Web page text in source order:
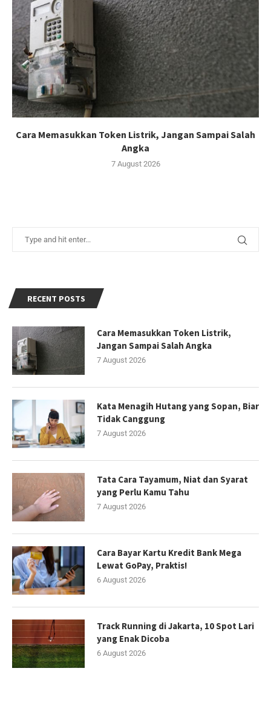
Cara Memasukkan Token Listrik, Jangan Sampai Salah
Angka
7 August 2026
RECENT POSTS
Cara Memasukkan Token Listrik,
Jangan Sampai Salah Angka
7 August 2026
Kata Menagih Hutang yang Sopan, Biar
Tidak Canggung
7 August 2026
Tata Cara Tayamum, Niat dan Syarat
yang Perlu Kamu Tahu
7 August 2026
Cara Bayar Kartu Kredit Bank Mega
Lewat GoPay, Praktis!
6 August 2026
Track Running di Jakarta, 10 Spot Lari
yang Enak Dicoba
6 August 2026